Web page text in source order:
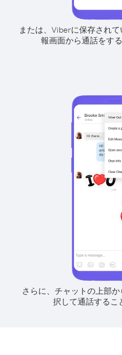
または、Viberに保存され
報画面から通話をす
さらに、チャットの上部
択して通話するこ